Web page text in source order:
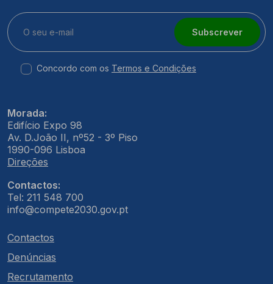
Subscrever
Concordo com os Termos e Condições
Morada:
Edifício Expo 98
Av. D.João II, nº52 - 3º Piso
1990-096 Lisboa
Direções
Contactos:
Tel: 211 548 700
info@compete2030.gov.pt
Contactos
Denúncias
Recrutamento